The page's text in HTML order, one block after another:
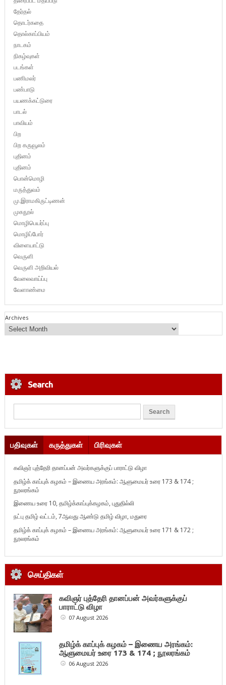
தேர்தல்
தொடர்கதை
தொல்காப்பியம்
நாடகம்
நிகழ்வுகள்
படங்கள்
பணிமலர்
பண்பாடு
பயணக்கட்டுரை
பாடல்
பாவியம்
பிற
பிற கருவூலம்
புதினம்
புதினம்
பொன்மொழி
மருத்துவம்
மு.இராமகிருட்டிணன்
முகநூல்
மொழிபெயர்ப்பு
மொழிப்போர்
விளையாட்டு
வெருளி
வெருளி அறிவியல்
வேலைவாய்ப்பு
வேளாண்மை
Archives
Search
பதிவுகள் கருத்துகள் பிரிவுகள்
கவிஞர் புத்தேரி தானப்பன் அவர்களுக்குப் பாராட்டு விழா
தமிழ்க் காப்புக் கழகம் – இணைய அரங்கம்: ஆளுமையர் உரை 173 & 174 ;
நூலரங்கம்
இணைய உரை 10, தமிழ்க்காப்புக்கழகம், புதுதில்லி
நட்பு தமிழ் வட்டம், 7ஆவது ஆண்டு தமிழ் விழா, மதுரை
தமிழ்க் காப்புக் கழகம் – இணைய அரங்கம்: ஆளுமையர் உரை 171 & 172 ;
நூலரங்கம்
செய்திகள்
கவிஞர் புத்தேரி தானப்பன் அவர்களுக்குப்
பாராட்டு விழா
07 August 2026
தமிழ்க் காப்புக் கழகம் – இணைய அரங்கம்:
ஆளுமையர் உரை 173 & 174 ; நூலரங்கம்
06 August 2026